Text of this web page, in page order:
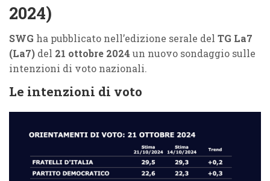
2024)
SWG ha pubblicato nell’edizione serale del TG La7
(La7) del 21 ottobre 2024 un nuovo sondaggio sulle
intenzioni di voto nazionali.
Le intenzioni di voto